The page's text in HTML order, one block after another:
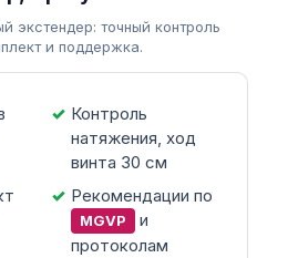
экстендер: точный контроль
и поддержка.
Контроль
натяжения, ход
винта 30 см
Рекомендации по
MGVP
и
протоколам